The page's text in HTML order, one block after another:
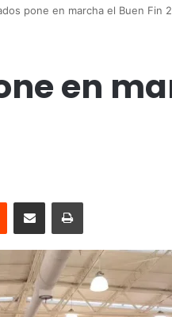
pone en marcha el Buen Fin
en
Reddit Compartir vía email Imprimir